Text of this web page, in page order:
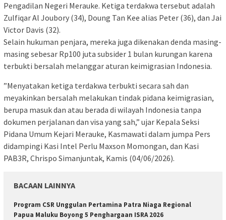
Pengadilan Negeri Merauke. Ketiga terdakwa tersebut adalah
Zulfiqar Al Joubory (34), Doung Tan Kee alias Peter (36), dan Jai
Victor Davis (32).
​Selain hukuman penjara, mereka juga dikenakan denda masing-
masing sebesar Rp100 juta subsider 1 bulan kurungan karena
terbukti bersalah melanggar aturan keimigrasian Indonesia.
​”Menyatakan ketiga terdakwa terbukti secara sah dan
meyakinkan bersalah melakukan tindak pidana keimigrasian,
berupa masuk dan atau berada di wilayah Indonesia tanpa
dokumen perjalanan dan visa yang sah,” ujar Kepala Seksi
Pidana Umum Kejari Merauke, Kasmawati dalam jumpa Pers
didampingi Kasi Intel Perlu Maxson Momongan, dan Kasi
PAB3R, Chrispo Simanjuntak, Kamis (04/06/2026).
BACAAN LAINNYA
Program CSR Unggulan Pertamina Patra Niaga Regional
Papua Maluku Boyong 5 Penghargaan ISRA 2026